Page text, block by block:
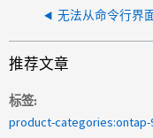
推荐文章
标签
product-categories:ontap-